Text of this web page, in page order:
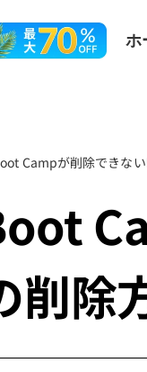
ホ
Campが削除できな
削除